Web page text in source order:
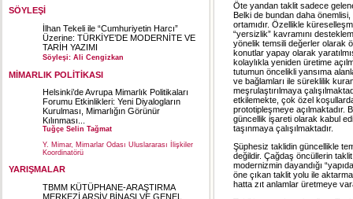
SÖYLEŞİ
İlhan Tekeli ile “Cumhuriyetin Harcı”
Üzerine: TÜRKİYE’DE MODERNİTE VE
TARİH YAZIMI
Söyleşi: Ali Cengizkan
MİMARLIK POLİTİKASI
Helsinki’de Avrupa Mimarlık Politikaları
Forumu Etkinlikleri: Yeni Diyalogların
Kurulması, Mimarlığın Görünür
Kılınması...
Tuğçe Selin Tağmat
Y. Mimar, Mimarlar Odası Uluslararası İlişkiler
Koordinatörü
YARIŞMALAR
TBMM KÜTÜPHANE-ARAŞTIRMA
MERKEZİ ARŞİV BİNASI VE GENEL
Öte yandan taklit sadece
Belki de bundan daha
ortamıdır. Özellikle
“yersizlik” kavramını
yönelik temsili değerler olarak
konutlar yapay olarak
kolaylıkla yeniden üretime
tutumun öncelikli yansıma
ve bağlamları ile süreklilik
meşrulaştırılmaya
etkilemekte, çok özel
prototipleşmeye açılmaktadır.
güncellik işareti olarak kabul
taşınmaya çalışılmaktadır.
Şüphesiz taklidin güncellikle
değildir. Çağdaş öncüllerin
modernizmin dayandığı
öne çıkan taklit yolu ile
hatta zıt anlamlar üretmeye